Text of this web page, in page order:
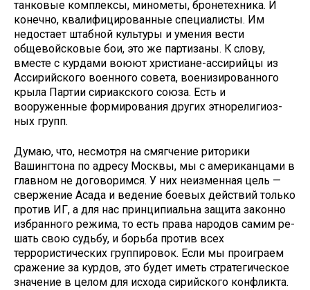
танковые комплексы, минометы, бронетехника. И
конечно, квалифи­цированные специалисты. Им
недо­стает штабной культуры и умения вести
общевойсковые бои, это же партизаны. К слову,
вместе с курда­ми воюют христиане-ассирийцы из
Ассирийского военного совета, во­енизированного
крыла Партии сириакского союза. Есть и
вооруженные формирования других этнорелигиоз­
ных групп.
Думаю, что, несмотря на смягче­ние риторики
Вашингтона по адре­су Москвы, мы с американцами в
главном не договоримся. У них не­изменная цель —
свержение Асада и ведение боевых действий только
против ИГ, а для нас принципиальна защита законно
избранного режи­ма, то есть права народов самим ре­
шать свою судьбу, и борьба против всех
террористических группиро­вок. Если мы проиграем
сражение за курдов, это будет иметь страте­гическое
значение в целом для ис­хода сирийского конфликта.